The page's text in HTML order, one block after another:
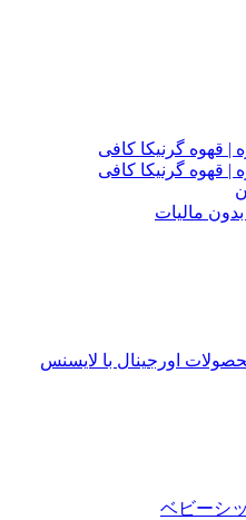
| قهوه گرنیکا کافی
| قهوه گرنیکا کافی
مالیات
اورجینال با لایسنس
ベビーシ